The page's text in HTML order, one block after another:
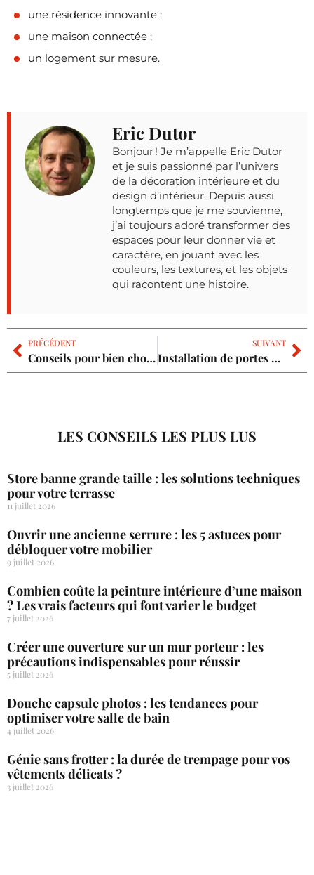
une résidence innovante ;
une maison connectée ;
un logement sur mesure.
Eric Dutor
Bonjour ! Je m’appelle Eric Dutor
et je suis passionné par l’univers
de la décoration intérieure et du
design d’intérieur. Depuis aussi
longtemps que je me souvienne,
j’ai toujours adoré transformer des
espaces pour leur donner vie et
caractère, en jouant avec les
couleurs, les textures, et les objets
qui racontent une histoire.
PRÉCÉDENT
Conseils pour bien choisir une caméra de surveillance
SUIVANT
Installation de portes de placard coulissantes : erreurs à éviter et conseils pratiques
LES CONSEILS LES PLUS LUS
Store banne grande taille : les solutions techniques
pour votre terrasse
11 juillet 2026
Ouvrir une ancienne serrure : les 5 astuces pour
débloquer votre mobilier
9 juillet 2026
Combien coûte la peinture intérieure d’une maison
? Les vrais facteurs qui font varier le budget
7 juillet 2026
Créer une ouverture sur un mur porteur : les
précautions indispensables pour réussir
5 juillet 2026
Douche capsule photos : les tendances pour
optimiser votre salle de bain
4 juillet 2026
Génie sans frotter : la durée de trempage pour vos
vêtements délicats ?
3 juillet 2026